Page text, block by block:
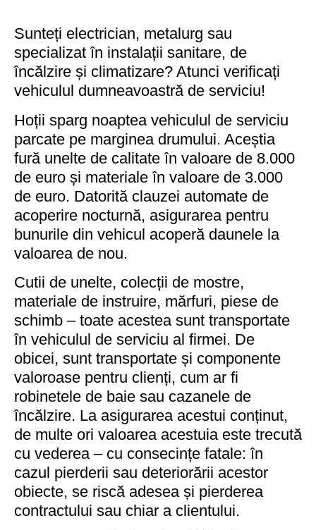
Sunteți electrician, metalurg sau
specializat în instalații sanitare, de
încălzire și climatizare? Atunci verificați
vehiculul dumneavoastră de serviciu!
Hoții sparg noaptea vehiculul de serviciu
parcate pe marginea drumului. Aceștia
fură unelte de calitate în valoare de 8.000
de euro și materiale în valoare de 3.000
de euro. Datorită clauzei automate de
acoperire nocturnă, asigurarea pentru
bunurile din vehicul acoperă daunele la
valoarea de nou.
Cutii de unelte, colecții de mostre,
materiale de instruire, mărfuri, piese de
schimb – toate acestea sunt transportate
în vehiculul de serviciu al firmei. De
obicei, sunt transportate și componente
valoroase pentru clienți, cum ar fi
robinetele de baie sau cazanele de
încălzire. La asigurarea acestui conținut,
de multe ori valoarea acestuia este trecută
cu vederea – cu consecințe fatale: în
cazul pierderii sau deteriorării acestor
obiecte, se riscă adesea și pierderea
contractului sau chiar a clientului.